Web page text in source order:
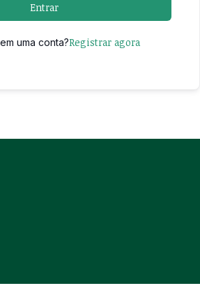
Entrar
uma conta?Registrar agora